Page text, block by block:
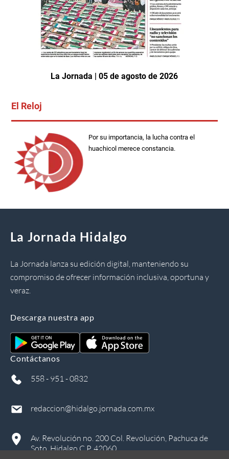
La Jornada | 05 de agosto de 2026
El Reloj
Por su importancia, la lucha contra el
huachicol merece constancia.
La Jornada Hidalgo
La Jornada lanza su edición digital, manteniendo su
compromiso de ofrecer información inclusiva, oportuna y
veraz.
Descarga nuestra app
Contáctanos
558 - 951 - 0832
redaccion@hidalgo.jornada.com.mx
Av. Revolución no. 200 Col. Revolución, Pachuca de
Soto, Hidalgo C.P. 42060